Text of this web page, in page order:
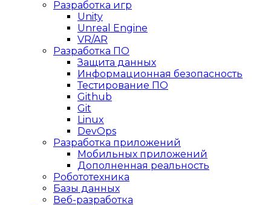
Разработка игр
Unity
Unreal Engine
VR/AR
Разработка ПО
Защита данных
Информационная безопасность
Тестирование ПО
Github
Git
Linux
DevOps
Разработка приложений
Мобильных приложений
Дополненная реальность
Робототехника
Базы данных
Веб-разработка